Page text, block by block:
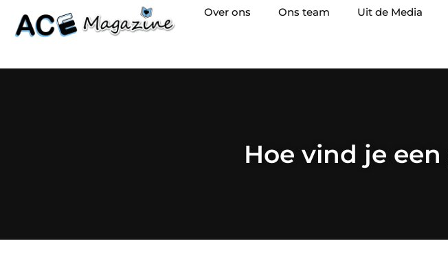
Over ons Ons team Uit de Media
Hoe vind je